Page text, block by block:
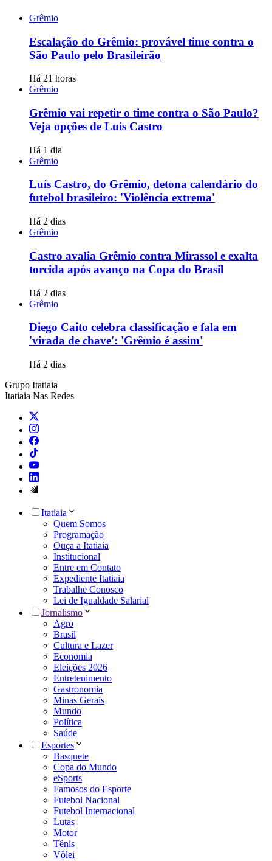
Grêmio
Escalação do Grêmio: provável time contra o
São Paulo pelo Brasileirão
Há 21 horas
Grêmio
Grêmio vai repetir o time contra o São Paulo?
Veja opções de Luís Castro
Há 1 dia
Grêmio
Luís Castro, do Grêmio, detona calendário do
futebol brasileiro: 'Violência extrema'
Há 2 dias
Grêmio
Castro avalia Grêmio contra Mirassol e exalta
torcida após avanço na Copa do Brasil
Há 2 dias
Grêmio
Diego Caito celebra classificação e fala em
'virada de chave': 'Grêmio é assim'
Há 2 dias
Grupo Itatiaia
Itatiaia Nas Redes
Itatiaia
Quem Somos
Programação
Ouça a Itatiaia
Institucional
Entre em Contato
Expediente Itatiaia
Trabalhe Conosco
Lei de Igualdade Salarial
Jornalismo
Agro
Brasil
Cultura e Lazer
Economia
Eleições 2026
Entretenimento
Gastronomia
Minas Gerais
Mundo
Política
Saúde
Esportes
Basquete
Copa do Mundo
eSports
Famosos do Esporte
Futebol Nacional
Futebol Internacional
Lutas
Motor
Tênis
Vôlei